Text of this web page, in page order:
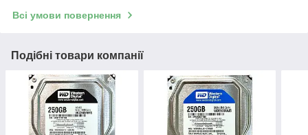
Всі умови повернення
Подібні товари компанії